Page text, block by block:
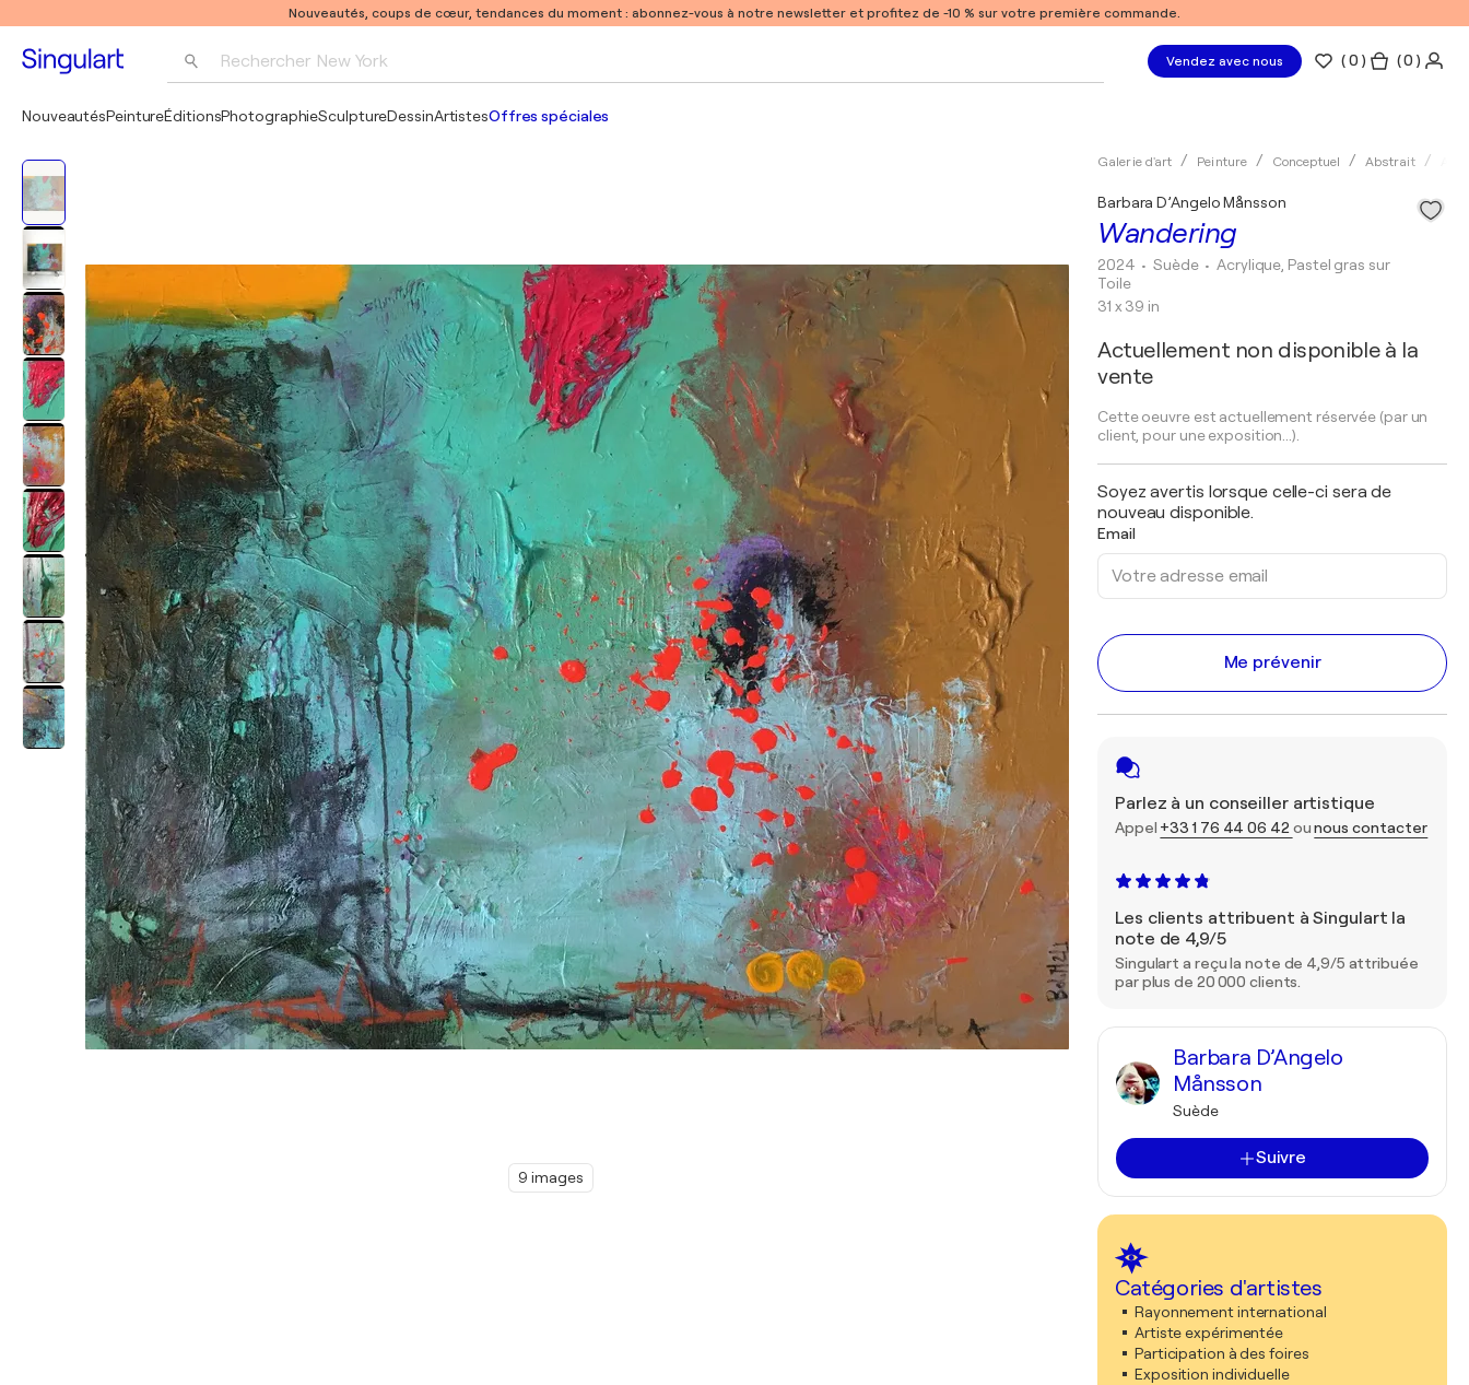
Nouveautés, coups de cœur, tendances du moment : abonnez-vous à notre newsletter et profitez de -10 % sur votre première commande.
Rechercher New York Vendez avec nous (0 ) ( 0 )
NouveautésPeintureÉditionsPhotographieSculptureDessinArtistesOffres spéciales
9 images
Galerie d'art Peinture Conceptuel Abstrait
Wandering
Barbara D’Angelo Månsson
2024 • Suède •Acrylique, Pastel gras sur
Toile
31 x 39 in
Actuellement non disponible à la
vente
Cette oeuvre est actuellement réservée (par un
client, pour une exposition...).
Soyez avertis lorsque celle-ci sera de
nouveau disponible.
Email
Me prévenir
Parlez à un conseiller artistique
Appel +33 1 76 44 06 42 ounous contacter
Les clients attribuent à Singulart la
note de 4,9/5
Singulart a reçu la note de 4,9/5 attribuée
par plus de 20 000 clients.
Barbara D’Angelo
Månsson
Suède
Suivre
Catégories d'artistes
Rayonnement international
Artiste expérimentée
Participation à des foires
Exposition individuelle